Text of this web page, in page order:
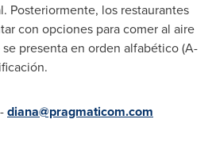
Posteriormente, los restaurantes
con opciones para comer al aire
presenta en orden alfabético (A-
diana@pragmaticom.com